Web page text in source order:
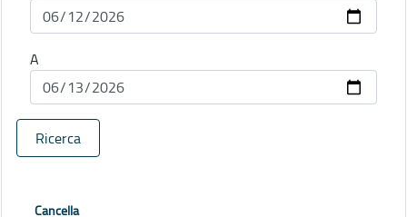
A
Ricerca
Cancella